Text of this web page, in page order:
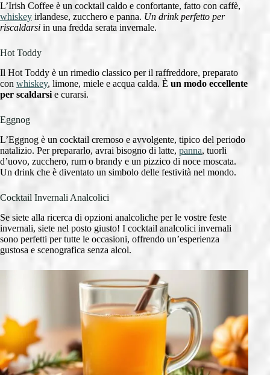
L’Irish Coffee è un cocktail caldo e confortante, fatto con caffè,
whiskey irlandese, zucchero e panna. Un drink perfetto per
riscaldarsi in una fredda serata invernale.
Hot Toddy
Il Hot Toddy è un rimedio classico per il raffreddore, preparato
con whiskey, limone, miele e acqua calda. È un modo eccellente
per scaldarsi e curarsi.
Eggnog
L’Eggnog è un cocktail cremoso e avvolgente, tipico del periodo
natalizio. Per prepararlo, avrai bisogno di latte, panna, tuorli
d’uovo, zucchero, rum o brandy e un pizzico di noce moscata.
Un drink che è diventato un simbolo delle festività nel mondo.
Cocktail Invernali Analcolici
Se siete alla ricerca di opzioni analcoliche per le vostre feste
invernali, siete nel posto giusto! I cocktail analcolici invernali
sono perfetti per tutte le occasioni, offrendo un’esperienza
gustosa e scenografica senza alcol.